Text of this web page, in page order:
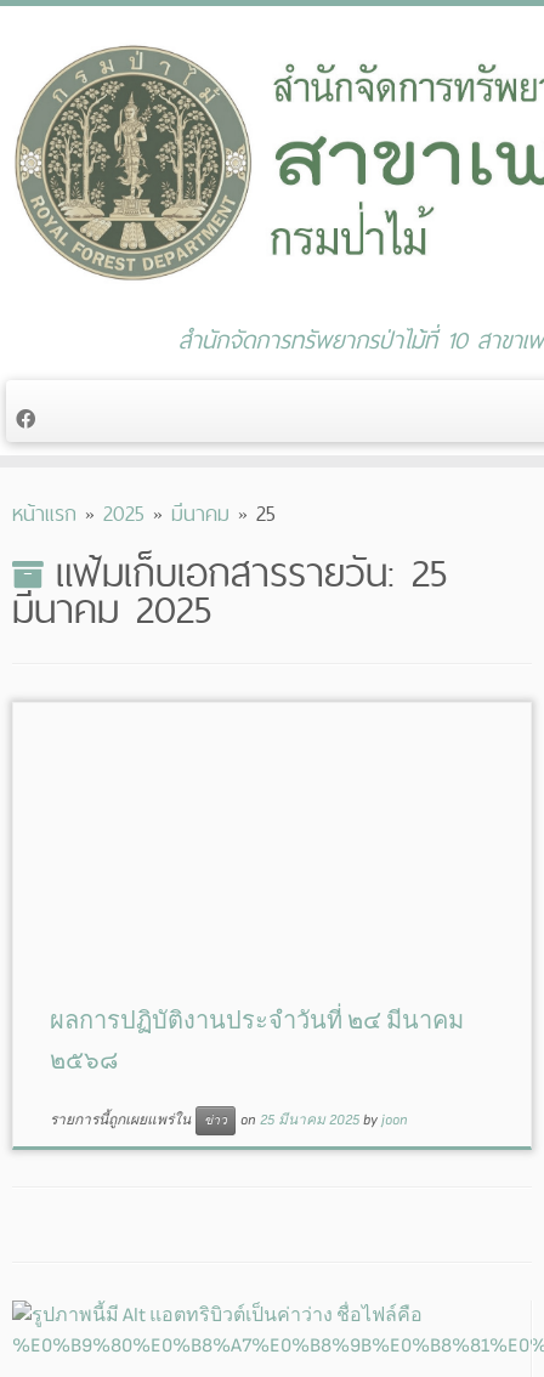
to
สำนักจัดการทรัพยากรป่าไม้ที่ 10 สาขาเ
หน้าแรก » 2025 » มีนาคม » 25
แฟ้มเก็บเอกสารรายวัน: 25
มีนาคม 2025
ผลการปฏิบัติงานประจำวันที่ ๒๔ มีนาคม
๒๕๖๘
รายการนี้ถูกเผยแพร่ใน ข่าว on 25 มีนาคม 2025 by joon